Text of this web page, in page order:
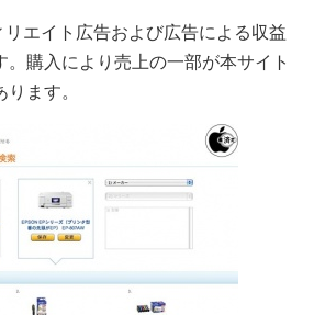
エイト広告および広告による収益
。購入により売上の一部が本サイト
ます。